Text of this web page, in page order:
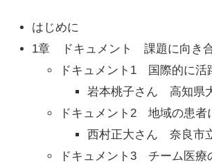
はじめに
1章 ドキュメント 課題に向き
ドキュメント1 国際的に活
岩本桃子さん 高知県
ドキュメント2 地域の患者
西村正大さん 奈良市
ドキュメント3 チーム医療